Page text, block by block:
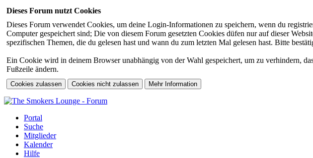
Dieses Forum nutzt Cookies
Dieses Forum verwendet Cookies, um deine Login-Informationen zu speichern, wenn du
Computer gespeichert sind; Die von diesem Forum gesetzten Cookies düfen nur auf dieser
spezifischen Themen, die du gelesen hast und wann du zum letzten Mal gelesen hast. Bitte
Ein Cookie wird in deinem Browser unabhängig von der Wahl gespeichert, um zu verhindern,
Fußzeile ändern.
Portal
Suche
Mitglieder
Kalender
Hilfe